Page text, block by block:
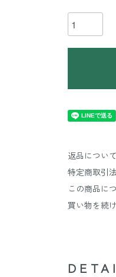
返品について
特定商取引
この商品に
買い物を続